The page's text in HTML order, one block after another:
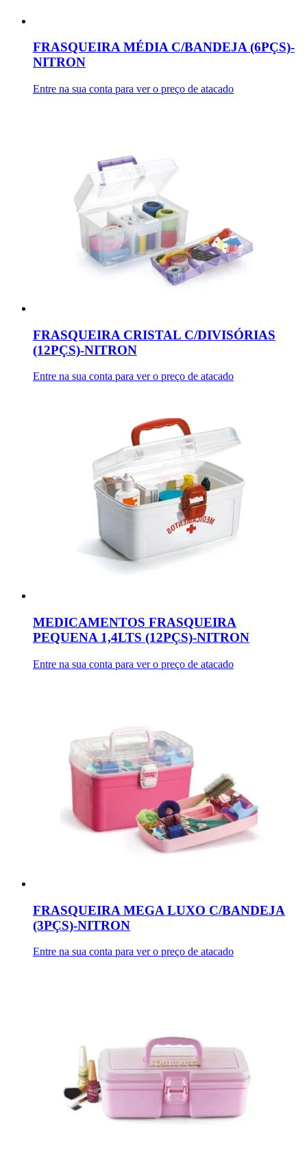
FRASQUEIRA MÉDIA C/BANDEJA (6PÇS)-
NITRON
Entre na sua conta para ver o preço de atacado
FRASQUEIRA CRISTAL C/DIVISÓRIAS
(12PÇS)-NITRON
Entre na sua conta para ver o preço de atacado
MEDICAMENTOS FRASQUEIRA
PEQUENA 1,4LTS (12PÇS)-NITRON
Entre na sua conta para ver o preço de atacado
FRASQUEIRA MEGA LUXO C/BANDEJA
(3PÇS)-NITRON
Entre na sua conta para ver o preço de atacado